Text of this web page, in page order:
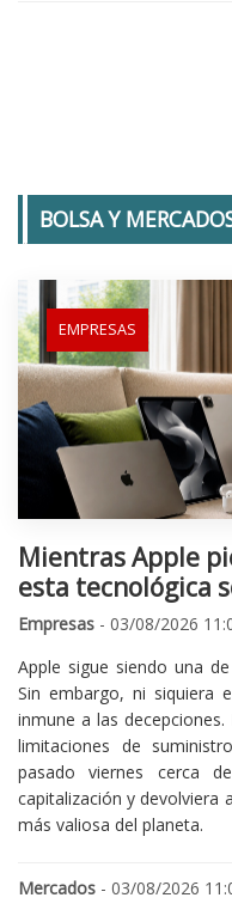
BOLSA Y
EMPRESAS
Mientras Apple
esta tecnológica
Empresas - 03/08/2026
Apple sigue siendo una
Sin embargo, ni siquiera
inmune a las
limitaciones de
pasado viernes cerca
capitalización y devolviera
más valiosa del planeta.
Mercados - 03/08/2026